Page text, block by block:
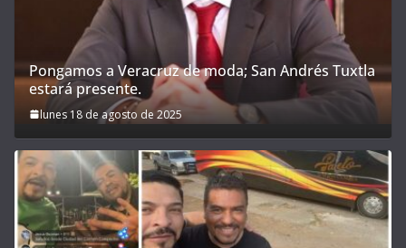
Pongamos a Veracruz de moda; San Andrés Tuxtla
estará presente.
lunes 18 de agosto de 2025